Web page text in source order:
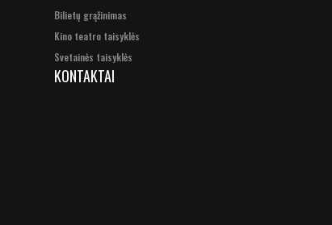
Bilietų grąžinimas
Kino teatro taisyklės
Svetainės taisyklės
KONTAKTAI